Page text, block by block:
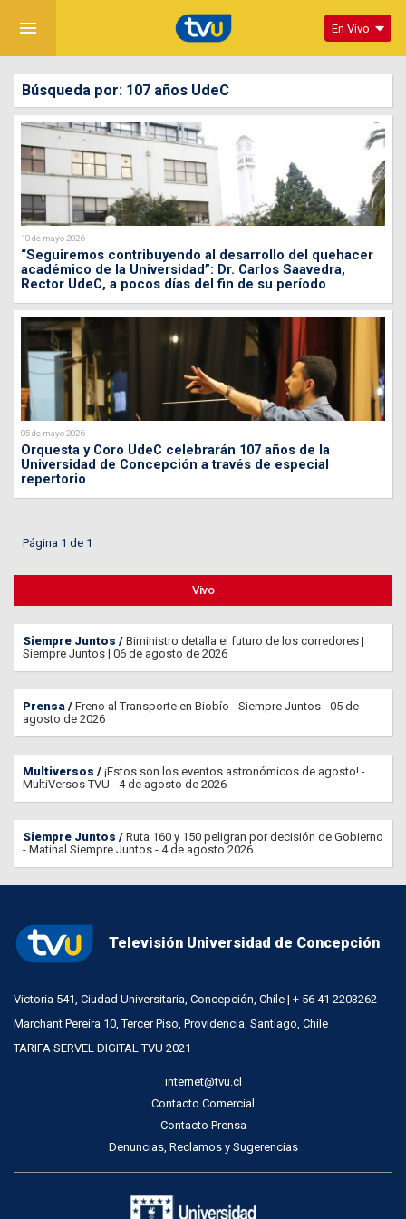
menu En Vivo
Búsqueda por: 107 años UdeC
10 de mayo 2026
“Seguiremos contribuyendo al desarrollo del quehacer
académico de la Universidad”: Dr. Carlos Saavedra,
Rector UdeC, a pocos días del fin de su período
05 de mayo 2026
Orquesta y Coro UdeC celebrarán 107 años de la
Universidad de Concepción a través de especial
repertorio
Página 1 de 1
Vivo
Siempre Juntos
Biministro detalla el futuro de los corredores |
Siempre Juntos | 06 de agosto de 2026
Prensa
Freno al Transporte en Biobío - Siempre Juntos - 05 de
agosto de 2026
Multiversos
¡Estos son los eventos astronómicos de agosto! -
MultiVersos TVU - 4 de agosto de 2026
Siempre Juntos
Ruta 160 y 150 peligran por decisión de Gobierno
- Matinal Siempre Juntos - 4 de agosto 2026
Televisión Universidad de Concepción
Victoria 541, Ciudad Universitaria, Concepción, Chile | + 56 41 2203262
Marchant Pereira 10, Tercer Piso, Providencia, Santiago, Chile
TARIFA SERVEL DIGITAL TVU 2021
internet@tvu.cl
Contacto Comercial
Contacto Prensa
Denuncias, Reclamos y Sugerencias